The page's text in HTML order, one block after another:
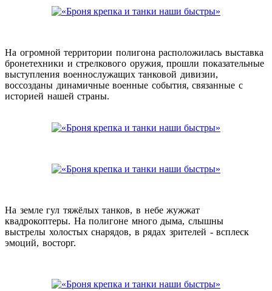
На огромной территории полигона расположилась выставка
бронетехники и стрелкового оружия, прошли показательные
выступления военнослужащих танковой дивизии,
воссозданы динамичные военные события, связанные с
историей нашей страны.
На земле гул тяжёлых танков, в небе жужжат
квадрокоптеры. На полигоне много дыма, слышны
выстрелы холостых снарядов, в рядах зрителей - всплеск
эмоций, восторг.